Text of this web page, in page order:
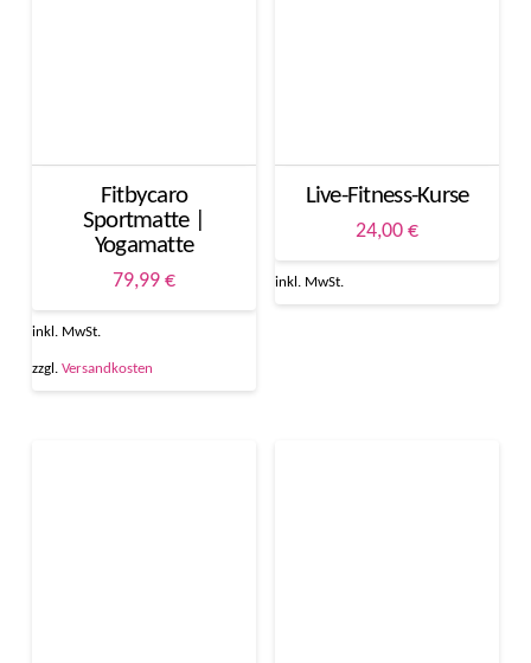
Fitbycaro
Sportmatte |
Yogamatte
79,99 €
Dieses
Produkt
inkl. MwSt.
zzgl. Versandkosten
Live-Fitness-Kurse
24,00 €
inkl. MwSt.